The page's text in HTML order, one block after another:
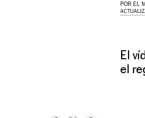
POR EL
El
el